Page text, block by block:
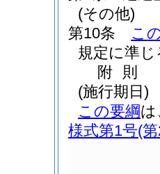
(その他)
第10条
こ
規定に準
附 則
(施行期日)
この要綱は
様式第1号(